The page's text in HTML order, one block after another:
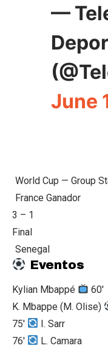
—
June
World Cup — Group
France Ganador
3 – 1
Final
Senegal
Eventos
Kylian Mbappé
60'
K. Mbappe (M. Olise)
75'
I. Sarr
76'
L. Camara